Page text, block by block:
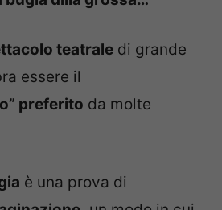
teatrale di grande
essere il
preferito da molte
è una prova di